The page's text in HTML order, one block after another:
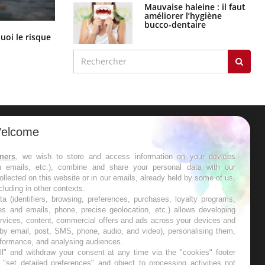
le risque Le Viagra pourrait-il freiner la
propagation du cancer ?
Mauvaise haleine : il faut
améliorer l’hygiène
bucco-dentaire
les semaines les meilleures
, we wish to store and access information on your devices
emails, etc.), combine and share your personal data with our
on this website or in our emails, already held by some of us,
in other contexts.
(identifiers, browsing, preferences, purchases, loyalty programs,
and emails, phone, precise geolocation, etc.) allows developing
content, commercial offers and ads across your devices and
email, post, SMS, phone, audio, and video), personalising them,
and analysing audiences.
and withdraw your consent at any time via the "cookies" footer
"set detailed preferences" and object to processing activities not